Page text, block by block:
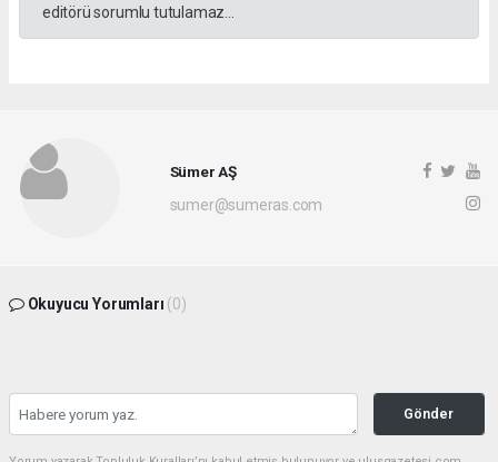
editörü sorumlu tutulamaz...
Sümer AŞ
sumer@sumeras.com
Okuyucu Yorumları (0)
Gönder